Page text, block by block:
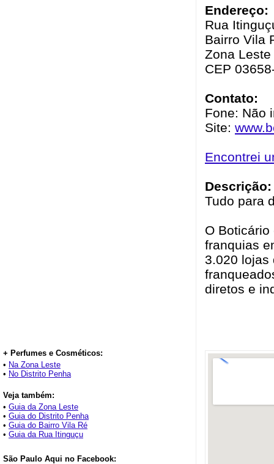
+ Perfumes e Cosméticos:
• Na Zona Leste
• No Distrito Penha
Veja também:
• Guia da Zona Leste
• Guia do Distrito Penha
• Guia do Bairro Vila Ré
• Guia da Rua Itinguçu
São Paulo Aqui no Facebook:
Endereço:
Rua
Bairro Vila
Zona
CEP
Contato:
Fone: Não
Site:
Encontrei
Descrição:
Tudo para
O
franquias
3.020 lojas
diretos e